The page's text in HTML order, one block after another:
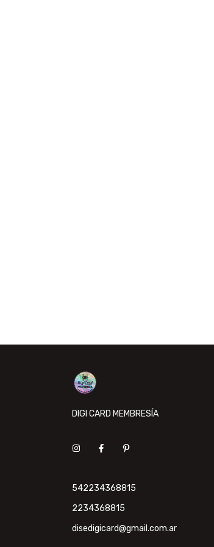
DIGI CARD MEMBRESÍA
542234368815
2234368815
disedigicard@gmail.com.ar